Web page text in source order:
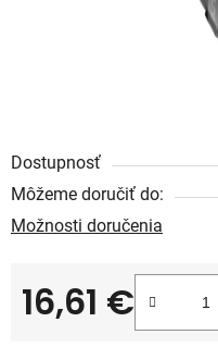
Dostupnosť
Môžeme doručiť do:
Možnosti doručenia
16,61 €
Jednotková cena: